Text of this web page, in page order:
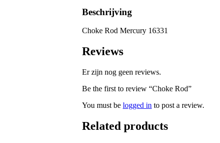
Beschrijving
Choke Rod Mercury 16331
Reviews
Er zijn nog geen reviews.
Be the first to review “Choke Rod”
You must be logged in to post a review.
Related products